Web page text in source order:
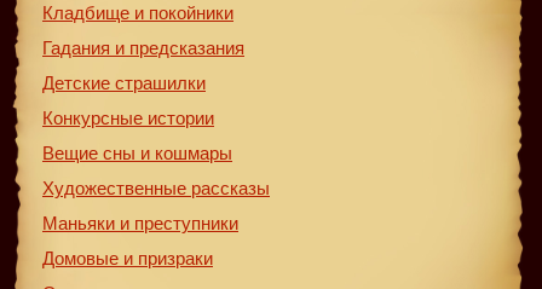
Кладбище и покойники
Гадания и предсказания
Детские страшилки
Конкурсные истории
Вещие сны и кошмары
Художественные рассказы
Маньяки и преступники
Домовые и призраки